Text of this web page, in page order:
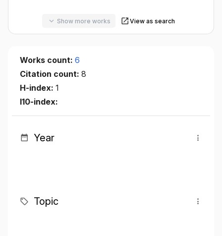
Show more works View as search
Works count: 6
Citation count: 8
H-index: 1
I10-index:
Year
Topic